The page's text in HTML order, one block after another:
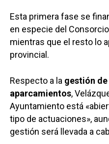
Esta primera fase se
en especie del
mientras que el resto lo
provincial.
Respecto a la gestión
aparcamientos,
Ayuntamiento está
tipo de actuaciones»,
gestión será llevada a